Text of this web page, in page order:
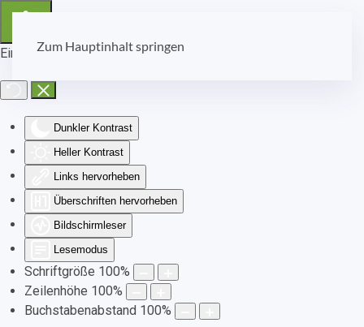
Eingabehilfen öffnen
Dunkler Kontrast
Heller Kontrast
Links hervorheben
Überschriften hervorheben
Bildschirmleser
Lesemodus
Schriftgröße 100%
Zeilenhöhe 100%
Buchstabenabstand 100%
Zum Hauptinhalt springen